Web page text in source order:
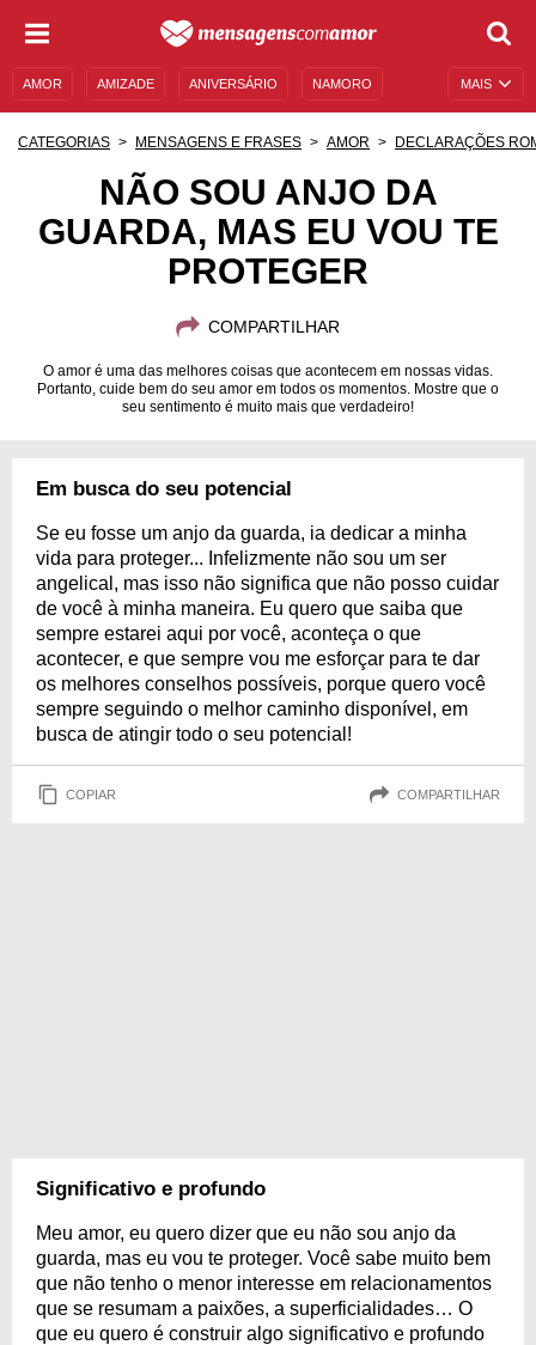
MAIS
AMOR AMIZADE ANIVERSÁRIO NAMORO
UNIVERSO FEMININO
MENSAGENS E FRASES MENSAGENS DE ANIVERSÁRIO
FAMOSOS BÍBLIA
CATEGORIAS MENSAGENS E FRASES AMOR DECLARAÇÕES
NÃO SOU ANJO DA
GUARDA, MAS EU VOU TE
PROTEGER
COMPARTILHAR
O amor é uma das melhores coisas que acontecem em nossas vidas.
Portanto, cuide bem do seu amor em todos os momentos. Mostre que o
seu sentimento é muito mais que verdadeiro!
Em busca do seu potencial
Se eu fosse um anjo da guarda, ia dedicar a minha
vida para proteger... Infelizmente não sou um ser
angelical, mas isso não significa que não posso cuidar
de você à minha maneira. Eu quero que saiba que
sempre estarei aqui por você, aconteça o que
acontecer, e que sempre vou me esforçar para te dar
os melhores conselhos possíveis, porque quero você
sempre seguindo o melhor caminho disponível, em
busca de atingir todo o seu potencial!
COPIAR COMPARTILHAR
Significativo e profundo
Meu amor, eu quero dizer que eu não sou anjo da
guarda, mas eu vou te proteger. Você sabe muito bem
que não tenho o menor interesse em relacionamentos
que se resumam a paixões, a superficialidades… O
que eu quero é construir algo significativo e profundo